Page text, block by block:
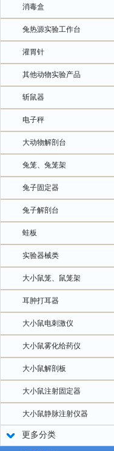
消毒盒
兔热源实验工作台
灌胃针
其他动物实验产品
斩鼠器
电子秤
大动物解剖台
兔笼、兔笼架
兔子固定器
兔子解剖台
蛙板
实验器械类
大小鼠笼、鼠笼架
耳肿打耳器
大小鼠电刺激仪
大小鼠雾化给药仪
大小鼠解剖板
大小鼠注射固定器
大小鼠静脉注射仪器
更多分类